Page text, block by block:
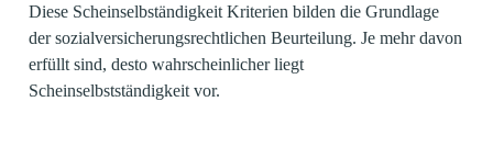
Diese Scheinselbständigkeit Kriterien bilden die Grundlage
der sozialversicherungsrechtlichen Beurteilung. Je mehr davon
erfüllt sind, desto wahrscheinlicher liegt
Scheinselbstständigkeit vor.